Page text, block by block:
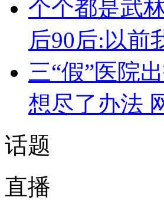
个个都是武
后90后:以前
三“假”医院
想尽了办法
话题
直播